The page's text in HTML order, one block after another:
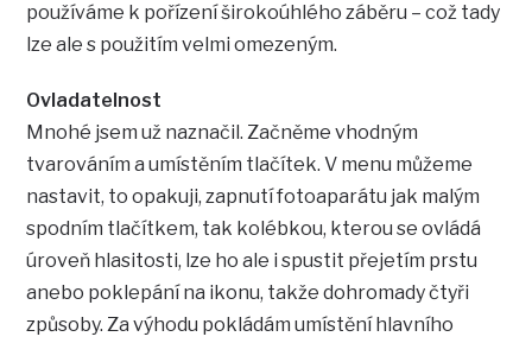
používáme k pořízení širokoúhlého záběru – což tady
lze ale s použitím velmi omezeným.
Ovladatelnost
Mnohé jsem už naznačil. Začněme vhodným
tvarováním a umístěním tlačítek. V menu můžeme
nastavit, to opakuji, zapnutí fotoaparátu jak malým
spodním tlačítkem, tak kolébkou, kterou se ovládá
úroveň hlasitosti, lze ho ale i spustit přejetím prstu
anebo poklepání na ikonu, takže dohromady čtyři
způsoby. Za výhodu pokládám umístění hlavního